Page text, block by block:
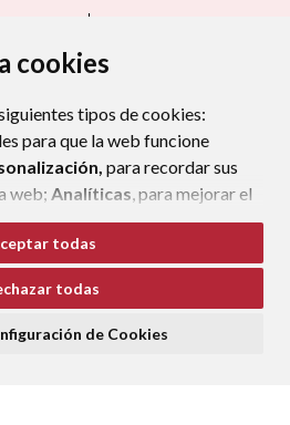
cookies
tipos de cookies:
para que la web funcione
para recordar sus
web; Analíticas, para mejorar el
y sus servicios.
“Aceptar todas”
su uso. Si pulsa el botón
las cookies técnicas
todas
todas
de Cookies
DATOS
DE COOKIES